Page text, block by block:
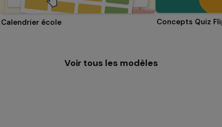
Calendrier école Concepts Quiz
Voir tous les modèles